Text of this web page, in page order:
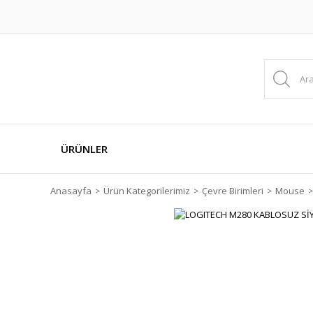
ÜRÜNLER
Anasayfa Ürün Kategorilerimiz Çevre Birimleri Mouse